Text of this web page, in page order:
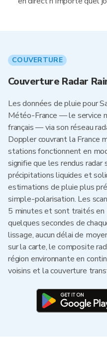
COUVERTURE
Couverture Radar
Les données de pluie pour
Météo-France — le service
français — via son réseau
Doppler couvrant la France
stations fonctionnent en
signifie que les rendus
précipitations liquides et
estimations de pluie plus
simple-polarisation. Les
5 minutes et sont traités en
quelques secondes de
lissage, aucun délai de
sur la carte, le composite
région environnante en
voisins et la couverture